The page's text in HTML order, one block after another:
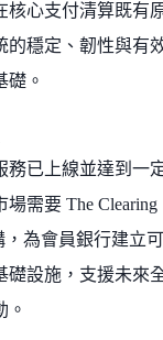
核心支付清算既有
的穩定、韌性與有
礎。
務已上線並達到一
需要 The Clearing
，為會員銀行建立
礎設施，支援未來
。